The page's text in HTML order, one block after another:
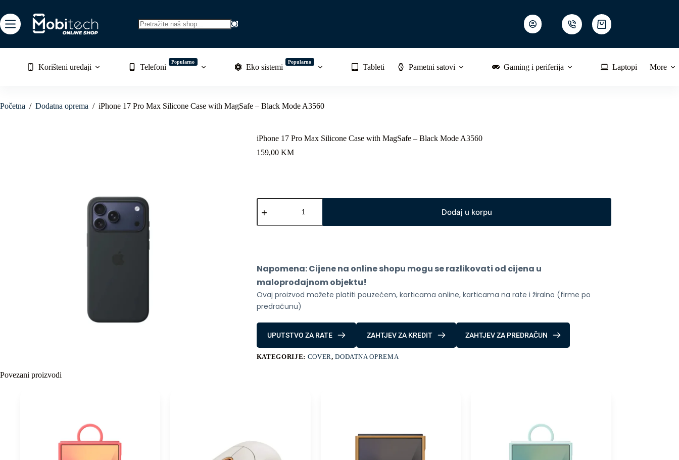
to
content
Shopping
cart
Korišteni uređaji Telefoni
Popularno
Eko sistemi
Popularno
Tableti Pametni satovi Gaming i periferija Laptopi More
Početna / Dodatna oprema / iPhone 17 Pro Max Silicone Case with MagSafe – Black Mode A3560
iPhone 17 Pro Max Silicone Case with MagSafe – Black Mode A3560
159,00 KM
iPhone
17
Max
-
Black
Mode
A3560
količina
Dodaj u korpu
Napomena: Cijene na online shopu mogu se razlikovati od cijena u
maloprodajnom objektu!
Ovaj proizvod možete platiti pouzećem, karticama online, karticama na rate i žiralno (firme po
predračunu)
UPUTSTVO ZA RATE ZAHTJEV ZA KREDIT ZAHTJEV ZA PREDRAČUN
KATEGORIJE: COVER,DODATNA OPREMA
Povezani proizvodi